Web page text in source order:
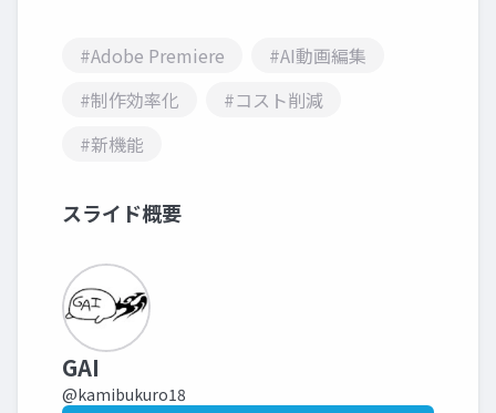
#Adobe Premiere
#AI動画編集
#制作効率化
#コスト削減
#新機能
スライド概要
GAI
@kamibukuro18